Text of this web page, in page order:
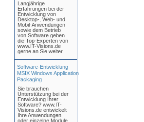
Langjährige
Erfahrungen bei der
Entwicklung von
Desktop-, Web- und
Mobil-Anwendungen
sowie dem Betrieb
von Software geben
die Top-Experten von
www.IT-Visions.de
gerne an Sie weiter.
Software-Entwicklung
MSIX Windows Application
Packaging
Sie brauchen
Unterstützung bei der
Entwicklung Ihrer
Software? www.IT-
Visions.de entwickelt
Ihre Anwendungen
oder einzelne Module